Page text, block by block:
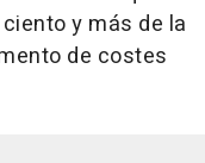
y más de la
de costes